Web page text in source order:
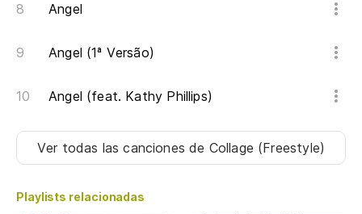
Angel
Angel (1ª Versão)
Angel (feat. Kathy Phillips)
Ver todas las cancionesde Collage (Freestyle)
Playlists relacionadas